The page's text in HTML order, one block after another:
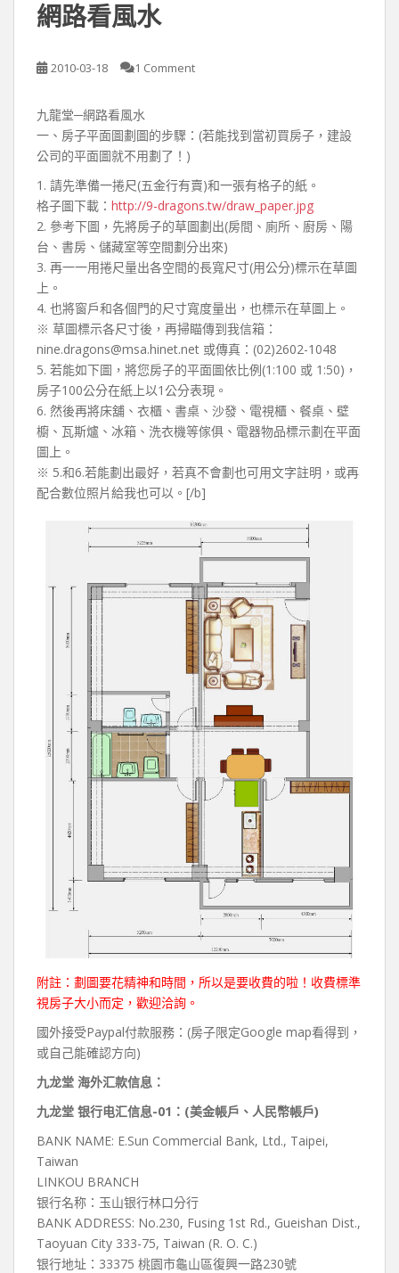
網路看風水
2010-03-18 1 Comment
九龍堂─網路看風水
一、房子平面圖劃圖的步驟：(若能找到當初買房子，建設
公司的平面圖就不用劃了！)
1. 請先準備一捲尺(五金行有賣)和一張有格子的紙。
格子圖下載： http://9-dragons.tw/draw_paper.jpg
2. 參考下圖，先將房子的草圖劃出(房間、廁所、廚房、陽
台、書房、儲藏室等空間劃分出來)
3. 再一一用捲尺量出各空間的長寬尺寸(用公分)標示在草圖
上。
4. 也將窗戶和各個門的尺寸寬度量出，也標示在草圖上。
※ 草圖標示各尺寸後，再掃瞄傳到我信箱：
nine.dragons@msa.hinet.net 或傳真：(02)2602-1048
5. 若能如下圖，將您房子的平面圖依比例(1:100 或 1:50)，
房子100公分在紙上以1公分表現。
6. 然後再將床舖、衣櫃、書桌、沙發、電視櫃、餐桌、壁
櫥、瓦斯爐、冰箱、洗衣機等傢俱、電器物品標示劃在平面
圖上。
※ 5.和6.若能劃出最好，若真不會劃也可用文字註明，或再
配合數位照片給我也可以。[/b]
附註：劃圖要花精神和時間，所以是要收費的啦！收費標準
視房子大小而定，歡迎洽詢。
國外接受Paypal付款服務：(房子限定Google map看得到，
或自己能確認方向)
九龙堂 海外汇款信息：
九龙堂 银行电汇信息-01：(美金帳戶、人民幣帳戶)
BANK NAME: E.Sun Commercial Bank, Ltd., Taipei,
Taiwan
LINKOU BRANCH
银行名称：玉山银行林口分行
BANK ADDRESS: No.230, Fusing 1st Rd., Gueishan Dist.,
Taoyuan City 333-75, Taiwan (R. O. C.)
银行地址：33375 桃園市龜山區復興一路230號